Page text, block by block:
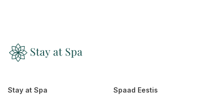
Stay at Spa Spaad Eestis